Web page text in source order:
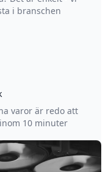
i branschen
varor är redo att
10 minuter